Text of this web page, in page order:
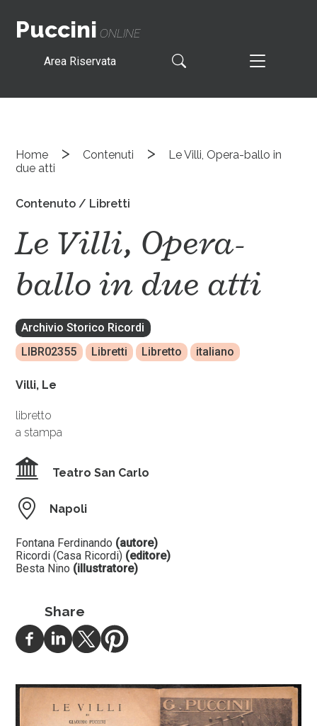
Puccini ONLINE
Area Riservata
Home > Contenuti >
Le Villi, Opera-ballo in
due atti
Contenuto / Libretti
Le Villi, Opera-
ballo in due atti
Archivio Storico Ricordi
LIBR02355
Libretti Libretto italiano
Villi, Le
libretto
a stampa
Teatro San Carlo
Napoli
Fontana Ferdinando (autore)
Ricordi (Casa Ricordi) (editore)
Besta Nino (illustratore)
Share